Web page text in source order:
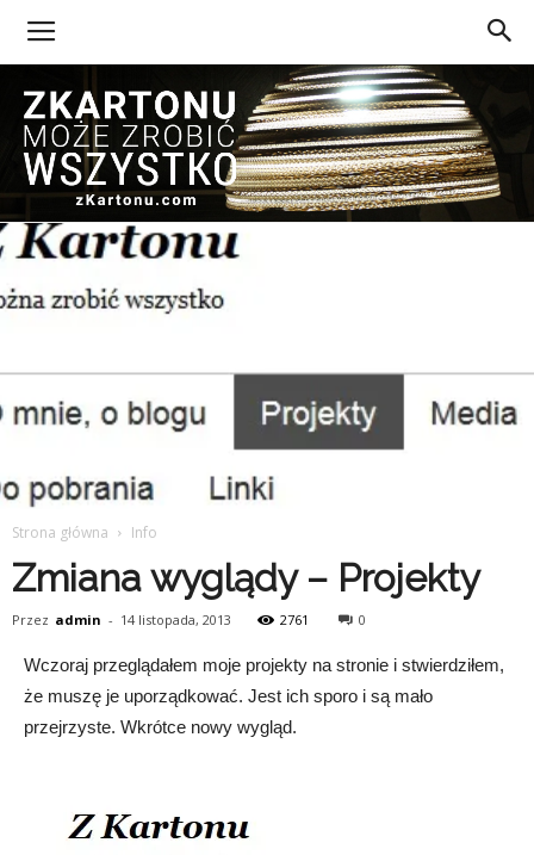
Strona główna Info
Zmiana wyglądy – Projekty
Przez admin - 14 listopada, 2013 2761 0
Wczoraj przeglądałem moje projekty na stronie i stwierdziłem,
że muszę je uporządkować. Jest ich sporo i są mało
przejrzyste. Wkrótce nowy wygląd.